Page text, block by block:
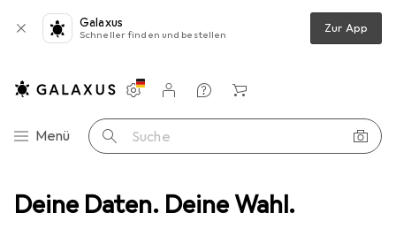
Deine Daten. Deine Wahl.
Galaxus
Schneller finden und bestellen Zur App
Navigation nach Kategorien
Menü Suche
Einstellungen
Kundenkonto
Vergleichslisten
Merklisten
Warenkorb
Massage Faszienball + Faszienrolle